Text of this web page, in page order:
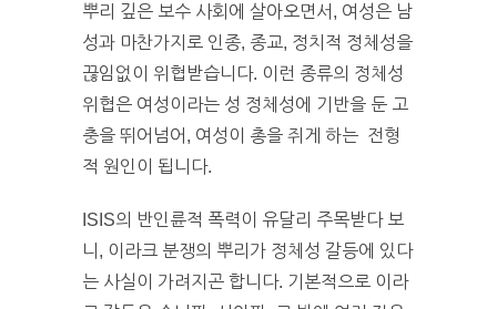
뿌리 깊은 보수 사회에 살아오면서, 여성은 남
성과 마찬가지로 인종, 종교, 정치적 정체성을
끊임없이 위협받습니다. 이런 종류의 정체성
위협은 여성이라는 성 정체성에 기반을 둔 고
충을 뛰어넘어, 여성이 총을 쥐게 하는 전형
적 원인이 됩니다.
ISIS의 반인륜적 폭력이 유달리 주목받다 보
니, 이라크 분쟁의 뿌리가 정체성 갈등에 있다
는 사실이 가려지곤 합니다. 기본적으로 이라